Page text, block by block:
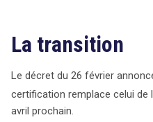
La transition
Le décret du 26 février
certification remplace celui de
avril prochain.